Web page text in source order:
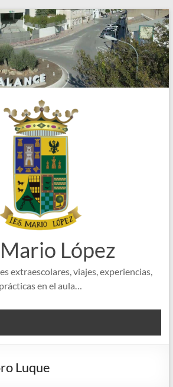
López
extraescolares, viajes, experiencias,
prácticas en el aula…
Luque